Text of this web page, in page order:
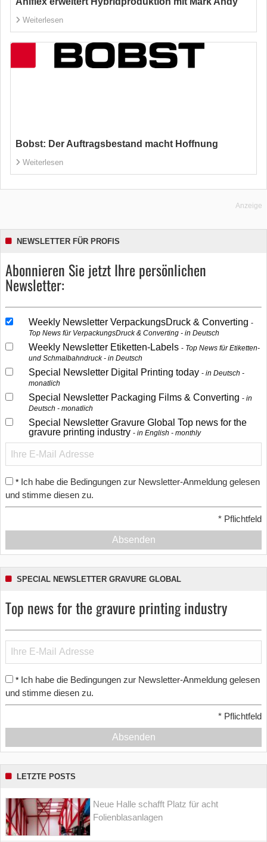
Weiterlesen
Bobst: Der Auftragsbestand macht Hoffnung
Weiterlesen
Anzeige
NEWSLETTER FÜR PROFIS
Abonnieren Sie jetzt Ihre persönlichen
Newsletter:
Weekly Newsletter VerpackungsDruck & Converting
Top News für VerpackungsDruck & Converting - in Deutsch
Weekly Newsletter Etiketten-Labels
Top News für Etiketten-
und Schmalbahndruck - in Deutsch
Special Newsletter Digital Printing today
in Deutsch -
monatlich
Special Newsletter Packaging Films & Converting
in
Deutsch - monatlich
Special Newsletter Gravure Global Top news for the
gravure printing industry
in English - monthly
* Ich habe die Bedingungen zur Newsletter-Anmeldung gelesen
und stimme diesen zu.
* Pflichtfeld
Absenden
SPECIAL NEWSLETTER GRAVURE GLOBAL
Top news for the gravure printing industry
* Ich habe die Bedingungen zur Newsletter-Anmeldung gelesen
und stimme diesen zu.
* Pflichtfeld
Absenden
LETZTE POSTS
Neue Halle schafft Platz für acht
Folienblasanlagen